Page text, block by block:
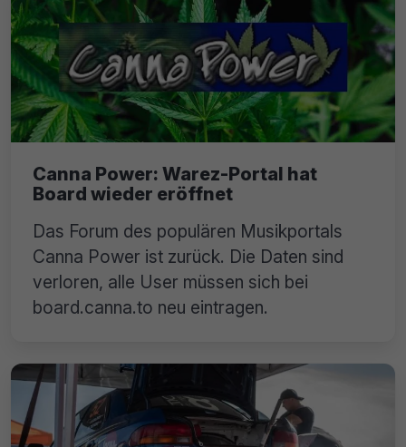
Canna Power: Warez-Portal hat
Board wieder eröffnet
Das Forum des populären Musikportals
Canna Power ist zurück. Die Daten sind
verloren, alle User müssen sich bei
board.canna.to neu eintragen.